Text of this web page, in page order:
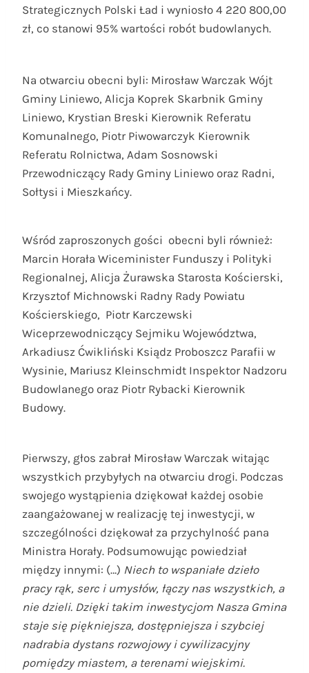
Strategicznych Polski Ład i wyniosło 4 220 800,00
zł, co stanowi 95% wartości robót budowlanych.
Na otwarciu obecni byli: Mirosław Warczak Wójt
Gminy Liniewo, Alicja Koprek Skarbnik Gminy
Liniewo, Krystian Breski Kierownik Referatu
Komunalnego, Piotr Piwowarczyk Kierownik
Referatu Rolnictwa, Adam Sosnowski
Przewodniczący Rady Gminy Liniewo oraz Radni,
Sołtysi i Mieszkańcy.
Wśród zaproszonych gości obecni byli również:
Marcin Horała Wiceminister Funduszy i Polityki
Regionalnej, Alicja Żurawska Starosta Kościerski,
Krzysztof Michnowski Radny Rady Powiatu
Kościerskiego, Piotr Karczewski
Wiceprzewodniczący Sejmiku Województwa,
Arkadiusz Ćwikliński Ksiądz Proboszcz Parafii w
Wysinie, Mariusz Kleinschmidt Inspektor Nadzoru
Budowlanego oraz Piotr Rybacki Kierownik
Budowy.
Pierwszy, głos zabrał Mirosław Warczak witając
wszystkich przybyłych na otwarciu drogi. Podczas
swojego wystąpienia dziękował każdej osobie
zaangażowanej w realizację tej inwestycji, w
szczególności dziękował za przychylność pana
Ministra Horały. Podsumowując powiedział
między innymi: (…) Niech to wspaniałe dzieło
pracy rąk, serc i umysłów, łączy nas wszystkich, a
nie dzieli. Dzięki takim inwestycjom Nasza Gmina
staje się piękniejsza, dostępniejsza i szybciej
nadrabia dystans rozwojowy i cywilizacyjny
pomiędzy miastem, a terenami wiejskimi.